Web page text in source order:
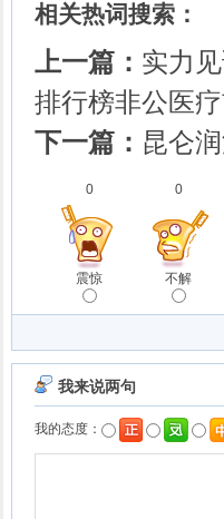
相关热词搜索：
上一篇： 实力
排行榜非公医
下一篇： 昆仑
0
震惊
0
不解